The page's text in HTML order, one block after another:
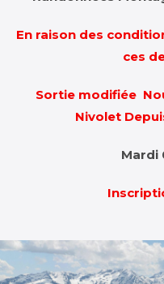
En raison des
ces
Sortie modifiée
Nivolet
Mardi